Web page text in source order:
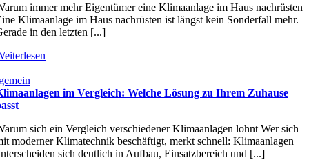
immer mehr Eigentümer eine Klimaanlage im Haus nachrüsten
Klimaanlage im Haus nachrüsten ist längst kein Sonderfall mehr.
in den letzten [...]
im Vergleich: Welche Lösung zu Ihrem Zuhause
sich ein Vergleich verschiedener Klimaanlagen lohnt Wer sich
moderner Klimatechnik beschäftigt, merkt schnell: Klimaanlagen
sich deutlich in Aufbau, Einsatzbereich und [...]